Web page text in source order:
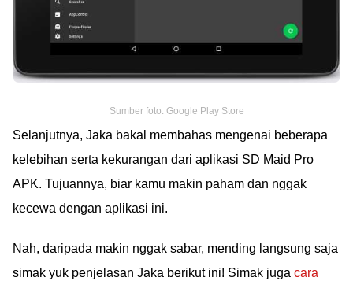
Sumber foto: Google Play Store
Selanjutnya, Jaka bakal membahas mengenai beberapa
kelebihan serta kekurangan dari aplikasi SD Maid Pro
APK. Tujuannya, biar kamu makin paham dan nggak
kecewa dengan aplikasi ini.
Nah, daripada makin nggak sabar, mending langsung saja
simak yuk penjelasan Jaka berikut ini! Simak juga cara